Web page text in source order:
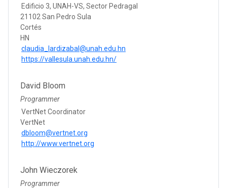
Edificio 3, UNAH-VS, Sector Pedragal
21102 San Pedro Sula
Cortés
HN
claudia_lardizabal@unah.edu.hn
https://vallesula.unah.edu.hn/
David Bloom
Programmer
VertNet Coordinator
VertNet
dbloom@vertnet.org
http://www.vertnet.org
John Wieczorek
Programmer